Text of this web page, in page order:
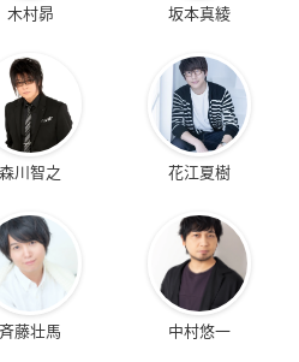
木村昴 坂本真綾
森川智之 花江夏樹
斉藤壮馬 中村悠一